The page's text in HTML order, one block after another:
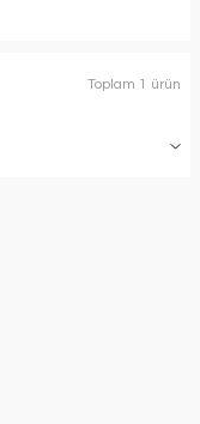
Toplam 1 ürün